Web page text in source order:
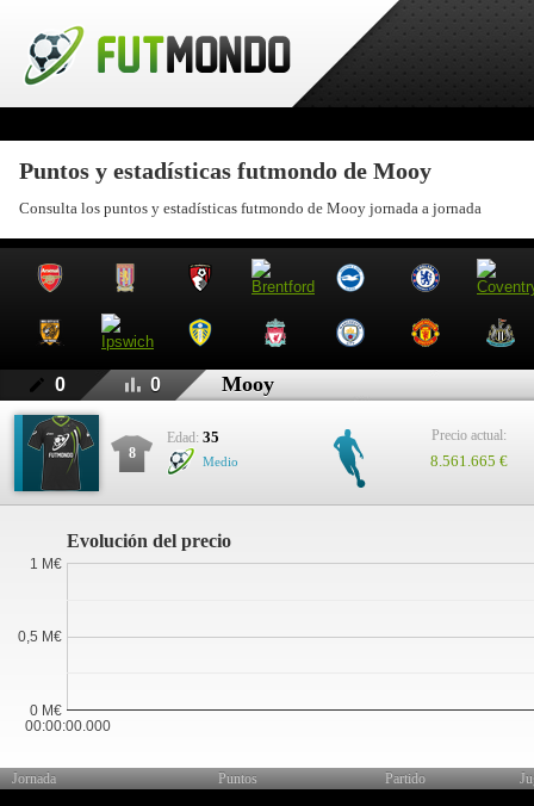
Puntos y estadísticas futmondo de Mooy
Consulta los puntos y estadísticas futmondo de Mooy jornada a jornada
0 0 Mooy
8
Edad: 35
Medio
Precio actual:
8.561.665 €
Evolución del precio
00:00:00.000
0 M€
0,5 M€
1 M€
Jornada Puntos Partido